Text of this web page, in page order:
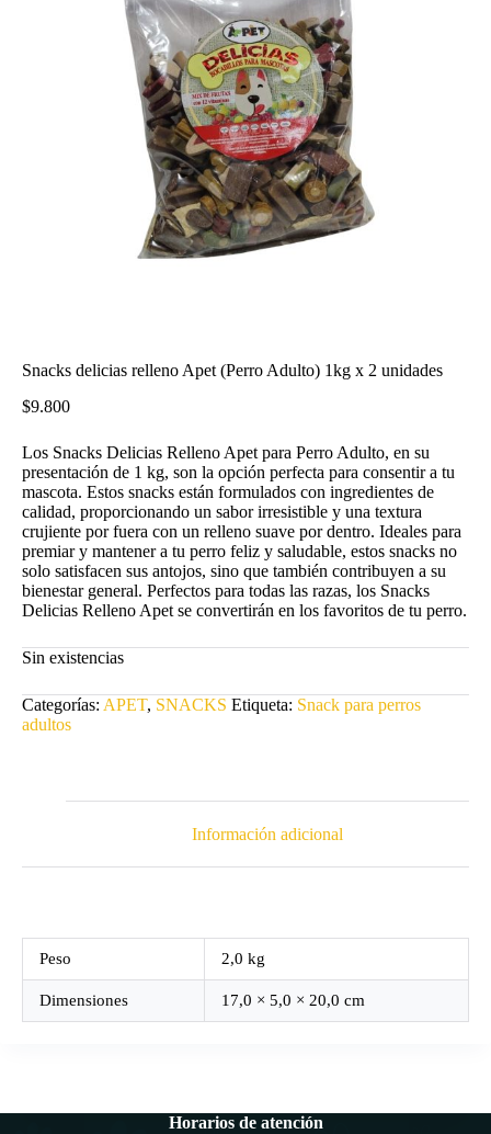
Snacks delicias relleno Apet (Perro Adulto) 1kg x 2 unidades
$9.800
Los Snacks Delicias Relleno Apet para Perro Adulto, en su
presentación de 1 kg, son la opción perfecta para consentir a tu
mascota. Estos snacks están formulados con ingredientes de
calidad, proporcionando un sabor irresistible y una textura
crujiente por fuera con un relleno suave por dentro. Ideales para
premiar y mantener a tu perro feliz y saludable, estos snacks no
solo satisfacen sus antojos, sino que también contribuyen a su
bienestar general. Perfectos para todas las razas, los Snacks
Delicias Relleno Apet se convertirán en los favoritos de tu perro.
Sin existencias
Categorías: APET, SNACKS Etiqueta: Snack para perros
adultos
Información adicional
Peso 2,0 kg
Dimensiones 17,0 × 5,0 × 20,0 cm
Horarios de atención